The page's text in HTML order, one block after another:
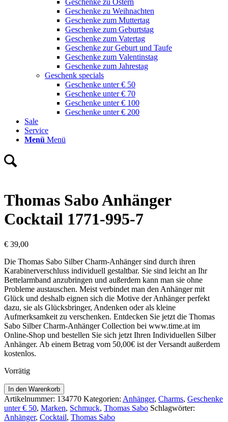
Geschenke zu Ostern
Geschenke zu Weihnachten
Geschenke zum Muttertag
Geschenke zum Geburtstag
Geschenke zum Vatertag
Geschenke zur Geburt und Taufe
Geschenke zum Valentinstag
Geschenke zum Jahrestag
Geschenk specials
Geschenke unter € 50
Geschenke unter € 70
Geschenke unter € 100
Geschenke unter € 200
Sale
Service
Menü Menü
Thomas Sabo Anhänger
Cocktail 1771-995-7
€ 39,00
Die Thomas Sabo Silber Charm-Anhänger sind durch ihren
Karabinerverschluss individuell gestaltbar. Sie sind leicht an Ihr
Bettelarmband anzubringen und außerdem kann man sie ohne
Probleme austauschen. Meist verbindet man den Anhänger mit
Glück und deshalb eignen sich die Motive der Anhänger perfekt
dazu, sie als Glücksbringer, Andenken oder als kleine
Aufmerksamkeit zu verschenken. Entdecken Sie jetzt die Thomas
Sabo Silber Charm-Anhänger Collection bei www.time.at im
Online-Shop und bestellen Sie sich jetzt Ihren Individuellen Silber
Anhänger. Ab einem Betrag vom 50,00€ ist der Versandt außerdem
kostenlos.
Vorrätig
Thomas
Sabo
Anhänger
Cocktail
In den Warenkorb
Artikelnummer: 134770 Kategorien: Anhänger, Charms, Geschenke
unter € 50, Marken, Schmuck, Thomas Sabo Schlagwörter:
Anhänger, Cocktail, Thomas Sabo